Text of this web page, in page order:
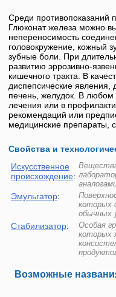
Среди противопоказаний
Глюконат железа можно
непереносимость
головокружение, кожный
зубные боли. При
развитию эррозивно-
кишечного тракта. В
диспепсические явления,
печень, желудок. В любом
лечения или в
рекомендаций или
медицинские препараты,
Свойства и
Искусственное
происхождение:
Эмульгатор:
которых
обычных
Стабилизатор:
Особая
которых
Возможные